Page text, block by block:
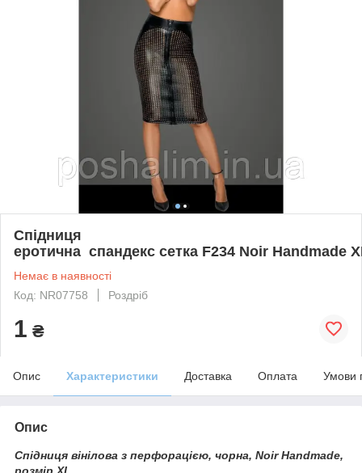
Спідниця
еротична спандекс сетка F234 Noir Handmade
Немає в наявності
Код: NR07758
Роздріб
1 ₴
Опис Характеристики Доставка Оплата Умови
Опис
Спідниця вінілова з перфорацією, чорна, Noir Handmade,
розмір XL